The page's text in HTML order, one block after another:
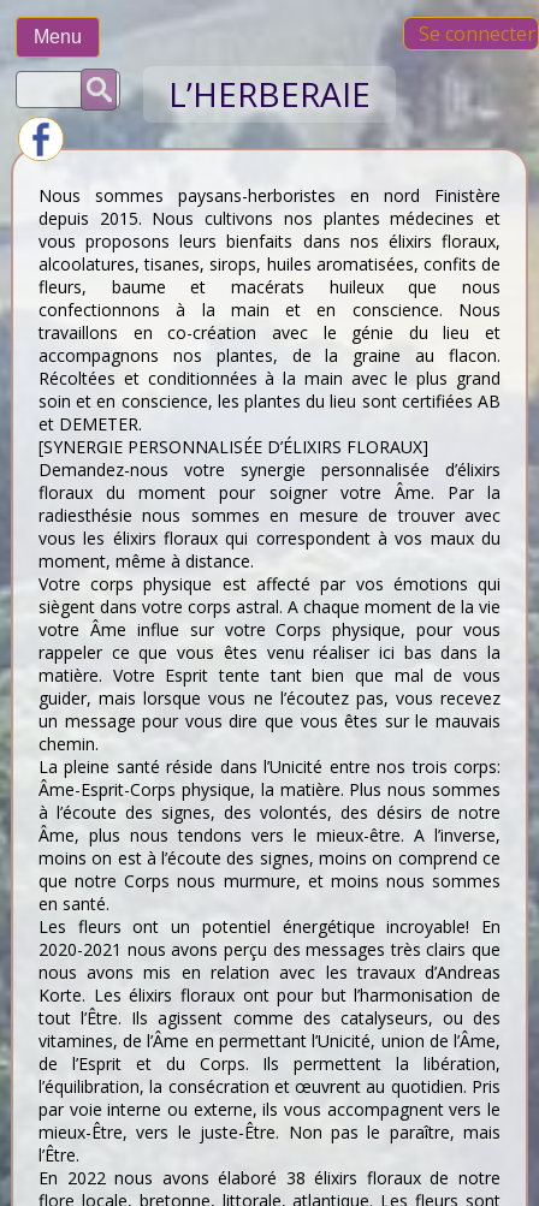
Menu Se connecter
Rechercher : L’HERBERAIE
Nous sommes paysans-herboristes en nord Finistère
depuis 2015. Nous cultivons nos plantes médecines et
vous proposons leurs bienfaits dans nos élixirs floraux,
alcoolatures, tisanes, sirops, huiles aromatisées, confits de
fleurs, baume et macérats huileux que nous
confectionnons à la main et en conscience. Nous
travaillons en co-création avec le génie du lieu et
accompagnons nos plantes, de la graine au flacon.
Récoltées et conditionnées à la main avec le plus grand
soin et en conscience, les plantes du lieu sont certifiées AB
et DEMETER.
[SYNERGIE PERSONNALISÉE D’ÉLIXIRS FLORAUX]
Demandez-nous votre synergie personnalisée d’élixirs
floraux du moment pour soigner votre Âme. Par la
radiesthésie nous sommes en mesure de trouver avec
vous les élixirs floraux qui correspondent à vos maux du
moment, même à distance.
Votre corps physique est affecté par vos émotions qui
siègent dans votre corps astral. A chaque moment de la vie
votre Âme influe sur votre Corps physique, pour vous
rappeler ce que vous êtes venu réaliser ici bas dans la
matière. Votre Esprit tente tant bien que mal de vous
guider, mais lorsque vous ne l’écoutez pas, vous recevez
un message pour vous dire que vous êtes sur le mauvais
chemin.
La pleine santé réside dans l’Unicité entre nos trois corps:
Âme-Esprit-Corps physique, la matière. Plus nous sommes
à l’écoute des signes, des volontés, des désirs de notre
Âme, plus nous tendons vers le mieux-être. A l’inverse,
moins on est à l’écoute des signes, moins on comprend ce
que notre Corps nous murmure, et moins nous sommes
en santé.
Les fleurs ont un potentiel énergétique incroyable! En
2020-2021 nous avons perçu des messages très clairs que
nous avons mis en relation avec les travaux d’Andreas
Korte. Les élixirs floraux ont pour but l’harmonisation de
tout l’Être. Ils agissent comme des catalyseurs, ou des
vitamines, de l’Âme en permettant l’Unicité, union de l’Âme,
de l’Esprit et du Corps. Ils permettent la libération,
l’équilibration, la consécration et œuvrent au quotidien. Pris
par voie interne ou externe, ils vous accompagnent vers le
mieux-Être, vers le juste-Être. Non pas le paraître, mais
l’Être.
En 2022 nous avons élaboré 38 élixirs floraux de notre
flore locale, bretonne, littorale, atlantique. Les fleurs sont